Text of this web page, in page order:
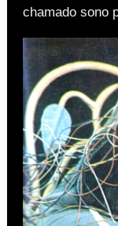
chamado sono